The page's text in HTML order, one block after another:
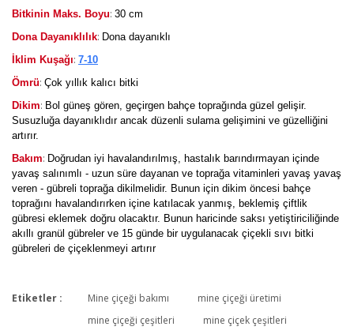
Bitkinin Maks. Boyu: 30 cm
Dona Dayanıklılık: Dona dayanıklı
İklim Kuşağı: 7-10
Ömrü: Çok yıllık kalıcı bitki
Dikim: Bol güneş gören, geçirgen bahçe toprağında güzel gelişir.
Susuzluğa dayanıklıdır ancak düzenli sulama gelişimini ve güzelliğini
artırır.
Bakım: Doğrudan iyi havalandırılmış, hastalık barındırmayan içinde
yavaş salınımlı - uzun süre dayanan ve toprağa vitaminleri yavaş yavaş
veren - gübreli toprağa dikilmelidir. Bunun için dikim öncesi bahçe
toprağını havalandırırken içine katılacak yanmış, beklemiş çiftlik
gübresi eklemek doğru olacaktır. Bunun haricinde saksı yetiştiriciliğinde
akıllı granül gübreler ve 15 günde bir uygulanacak çiçekli sıvı bitki
gübreleri de çiçeklenmeyi artırır
Bu ürüne ilk yorumu siz yapın!
Etiketler : Mine çiçeği bakımı
mine çiçeği üretimi
mine çiçeği çeşitleri
mine çiçek çeşitleri